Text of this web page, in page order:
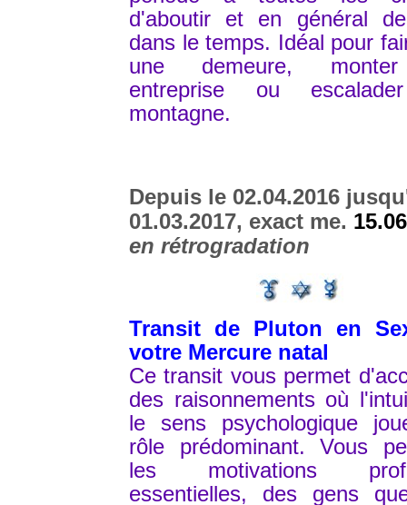
d'aboutir et en général
dans le temps. Idéal pour
une demeure,
entreprise ou
montagne.
Depuis le 02.04.2016
01.03.2017, exact me.
en rétrogradation
Transit de Pluton en
votre Mercure natal
Ce transit vous permet
des raisonnements où
le sens psychologique
rôle prédominant. Vous
les motivations
essentielles, des gens